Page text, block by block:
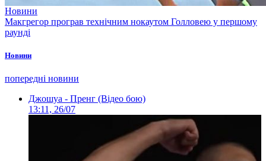
Новини
Макгрегор програв технічним нокаутом Голловею у першому
раунді
Новини
попередні новини
Джошуа - Пренг (Відео бою)
13:11, 26/07